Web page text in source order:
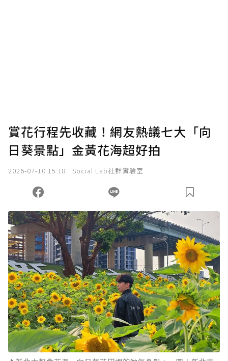
賞花行程先收藏！網友熱議七大「向
日葵景點」金黃花海超好拍
2026-07-10 15:18 Social Lab社群實驗室